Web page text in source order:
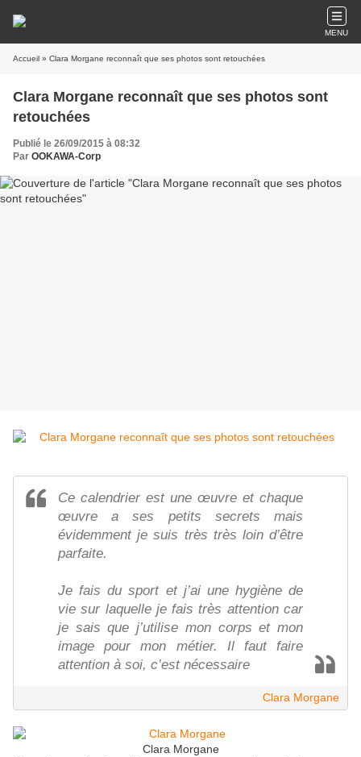
MENU
Accueil » Clara Morgane reconnaît que ses photos sont retouchées
Clara Morgane reconnaît que ses photos sont
retouchées
Publié le 26/09/2015 à 08:32
Par OOKAWA-Corp
Ce calendrier est une œuvre et chaque
œuvre a ses petits secrets mais
évidemment je suis très très loin d’être
parfaite.
Je fais du sport et j’ai une hygiène de
vie sur laquelle je fais très attention car
je sais que j’utilise mon corps et mon
image pour mon métier. Il faut faire
attention à soi, c’est nécessaire
Clara Morgane
Clara Morgane